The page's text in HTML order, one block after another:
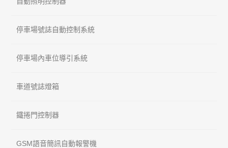
停車場號誌自動控制系統
停車場內車位導引系統
車道號誌燈箱
鐵捲門控制器
GSM語音簡訊自動報警機